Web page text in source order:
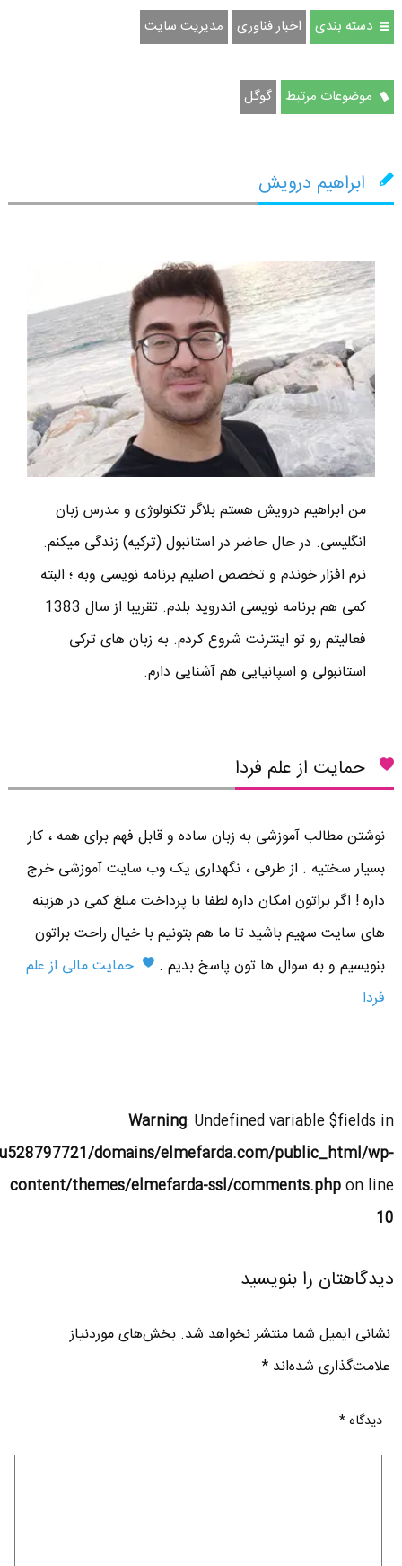
دسته بندی اخبار فناوری مدیریت سایت
موضوعات مرتبط گوگل
ابراهیم درویش
من ابراهیم درویش هستم بلاگر تکنولوژی و مدرس زبان
انگلیسی. در حال حاضر در استانبول (ترکیه) زندگی میکنم.
نرم افزار خوندم و تخصص اصلیم برنامه نویسی وبه ؛ البته
کمی هم برنامه نویسی اندروید بلدم. تقریبا از سال 1383
فعالیتم رو تو اینترنت شروع کردم. به زبان های ترکی
استانبولی و اسپانیایی هم آشنایی دارم.
حمایت از علم فردا
نوشتن مطالب آموزشی به زبان ساده و قابل فهم برای همه ، کار
بسیار سختیه . از طرفی ، نگهداری یک وب سایت آموزشی خرج
داره ! اگر براتون امکان داره لطفا با پرداخت مبلغ کمی در هزینه
های سایت سهیم باشید تا ما هم بتونیم با خیال راحت براتون
بنویسیم و به سوال ها تون پاسخ بدیم .
حمایت مالی از علم
فردا
Warning: Undefined variable $fields in
domains/elmefarda.com/public_html/wp-
content/themes/elmefarda-ssl/comments.phpon line
10
دیدگاهتان را بنویسید
نشانی ایمیل شما منتشر نخواهد شد. بخش‌های موردنیاز
علامت‌گذاری شده‌اند*
دیدگاه*